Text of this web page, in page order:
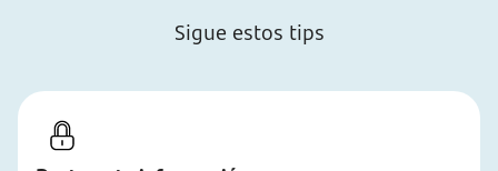
Sigue estos tips